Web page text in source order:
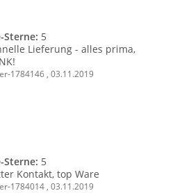
Sterne: 5
Lieferung - alles prima,
1784146 , 03.11.2019
Sterne: 5
Kontakt, top Ware
1784014 , 03.11.2019